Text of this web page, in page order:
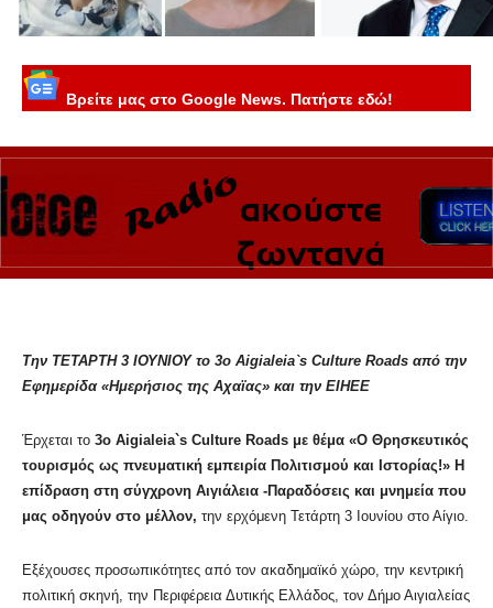
Βρείτε μας στο Google News. Πατήστε εδώ!
Την ΤΕΤΑΡΤΗ 3 ΙΟΥΝΙΟΥ το 3ο Aigialeia`s Culture Roads από την
Εφημερίδα «Ημερήσιος της Αχαϊας» και την ΕΙΗΕΕ
Έρχεται το 3ο Aigialeia`s Culture Roads με θέμα «Ο Θρησκευτικός
τουρισμός ως πνευματική εμπειρία Πολιτισμού και Ιστορίας!» Η
επίδραση στη σύγχρονη Αιγιάλεια -Παραδόσεις και μνημεία που
μας οδηγούν στο μέλλον, την ερχόμενη Τετάρτη 3 Ιουνίου στο Αίγιο.
Εξέχουσες προσωπικότητες από τον ακαδημαϊκό χώρο, την κεντρική
πολιτική σκηνή, την Περιφέρεια Δυτικής Ελλάδος, τον Δήμο Αιγιαλείας